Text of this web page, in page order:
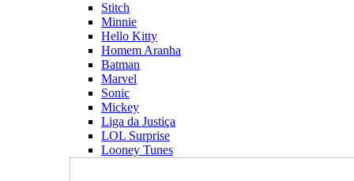
Stitch
Minnie
Hello Kitty
Homem Aranha
Batman
Marvel
Sonic
Mickey
Liga da Justiça
LOL Surprise
Looney Tunes